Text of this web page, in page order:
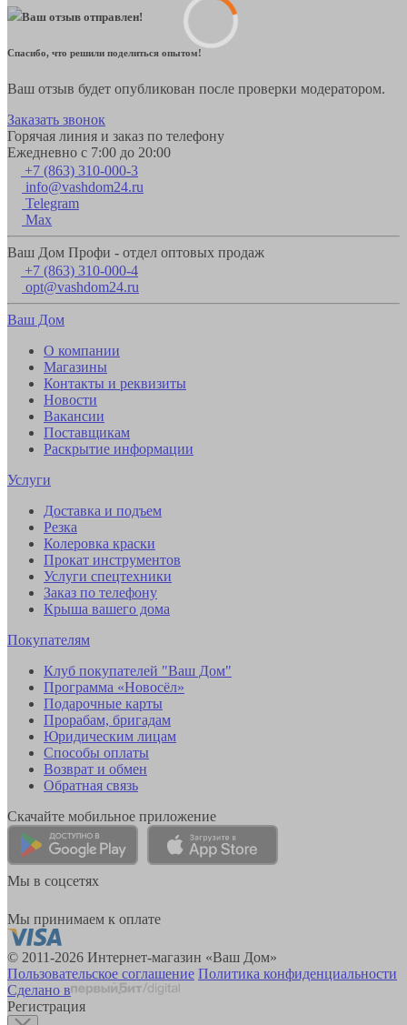
Ваш отзыв отправлен!
Спасибо, что решили поделиться опытом!
Ваш отзыв будет опубликован после проверки модератором.
Заказать звонок
Горячая линия и заказ по телефону
Ежедневно с 7:00 до 20:00
+7 (863) 310-000-3
info@vashdom24.ru
Telegram
Max
Ваш Дом Профи - отдел оптовых продаж
+7 (863) 310-000-4
opt@vashdom24.ru
Ваш Дом
О компании
Магазины
Контакты и реквизиты
Новости
Вакансии
Поставщикам
Раскрытие информации
Услуги
Доставка и подъем
Резка
Колеровка краски
Прокат инструментов
Услуги спецтехники
Заказ по телефону
Крыша вашего дома
Покупателям
Клуб покупателей "Ваш Дом"
Программа «Новосёл»
Подарочные карты
Прорабам, бригадам
Юридическим лицам
Способы оплаты
Возврат и обмен
Обратная связь
Скачайте мобильное приложение
Мы в соцсетях
Мы принимаем к оплате
© 2011-2026 Интернет-магазин «Ваш Дом»
Пользовательское соглашение Политика конфиденциальности
Сделано в
Регистрация